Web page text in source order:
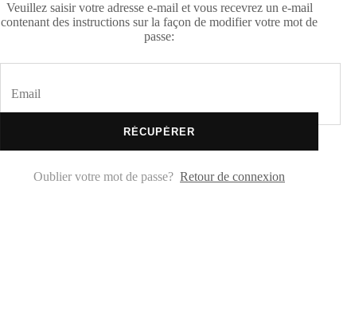
Veuillez saisir votre adresse e-mail et vous recevrez un e-mail
contenant des instructions sur la façon de modifier votre mot de
passe:
RÉCUPÉRER
Oublier votre mot de passe? Retour de connexion